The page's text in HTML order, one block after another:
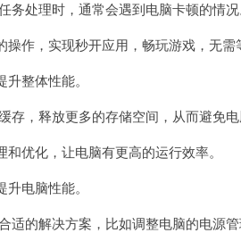
处理时，通常会遇到电脑卡顿的情况
作，实现秒开应用，畅玩游戏，无需
整体性能。
，释放更多的存储空间，从而避免电
优化，让电脑有更高的运行效率。
电脑性能。
的解决方案，比如调整电脑的电源